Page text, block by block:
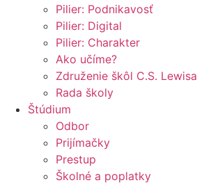
Pilier: Podnikavosť
Pilier: Digital
Pilier: Charakter
Ako učíme?
Združenie škôl C.S. Lewisa
Rada školy
Štúdium
Odbor
Prijímačky
Prestup
Školné a poplatky